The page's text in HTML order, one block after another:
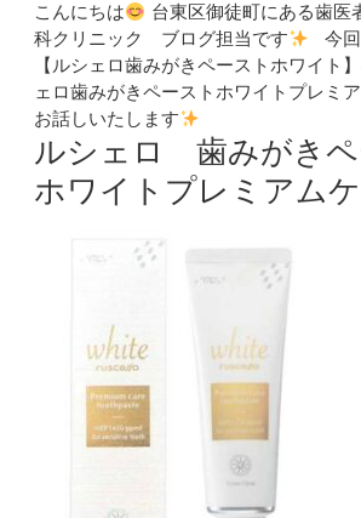
こんにちは
台東区御徒町にある歯医
科クリニック ブログ担当です
今回
【ルシェロ歯みがきペーストホワイト
ェロ歯みがきペーストホワイトプレミ
お話しいたします
ルシェロ 歯みがき
ホワイトプレミアム